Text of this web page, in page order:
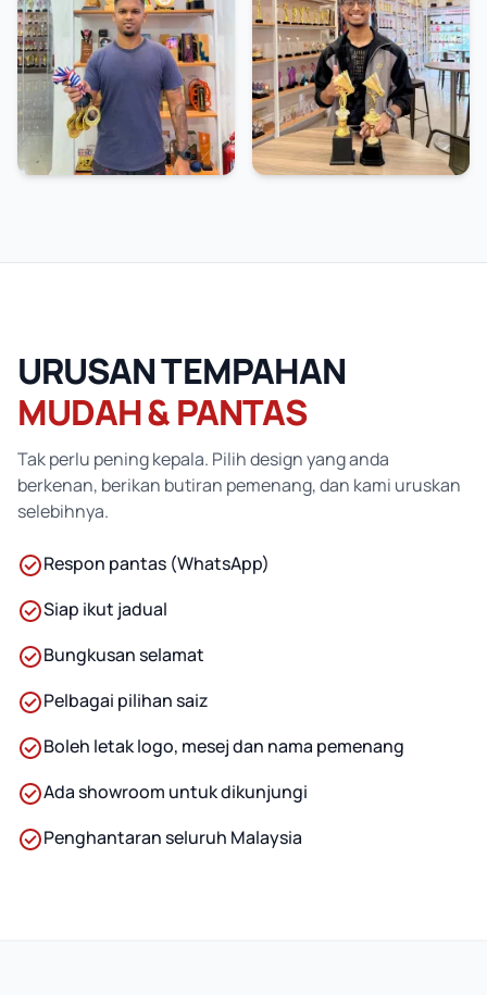
URUSAN TEMPAHAN
MUDAH & PANTAS
Tak perlu pening kepala. Pilih design yang anda
berkenan, berikan butiran pemenang, dan kami uruskan
selebihnya.
Respon pantas (WhatsApp)
Siap ikut jadual
Bungkusan selamat
Pelbagai pilihan saiz
Boleh letak logo, mesej dan nama pemenang
Ada showroom untuk dikunjungi
Penghantaran seluruh Malaysia